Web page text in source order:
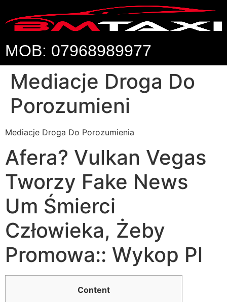
MOB: 07968989977
Mediacje Droga Do
Porozumieni
Mediacje Droga Do Porozumienia
Afera? Vulkan Vegas
Tworzy Fake News
Um Śmierci
Człowieka, Żeby
Promowa:: Wykop Pl
Content